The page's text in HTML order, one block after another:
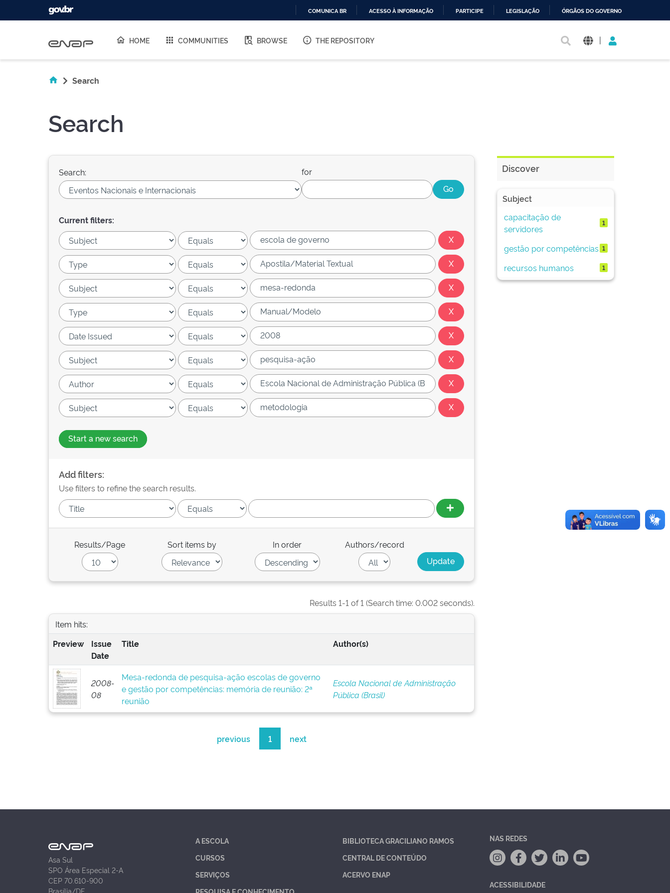
O
COMUNICA BR ACESSO À INFORMAÇÃO PARTICIPE LEGISLAÇÃO ÓRGÃOS DO GOVERNO
HOME COMMUNITIES BROWSE THE REPOSITORY |
Search
Search
Search: for
Current filters:
Start a new search
Add filters:
Use filters to refine the search results.
Results/Page Sort items by In order Authors/record
Results 1-1 of 1 (Search time: 0.002 seconds).
Item hits:
Preview
Issue
Date
Title Author(s)
2008-
08
Mesa-redonda de pesquisa-ação escolas de governo
e gestão por competências: memória de reunião: 2ª
reunião
Escola Nacional de Administração
Pública (Brasil)
previous 1 next
Discover
Subject
capacitação de
servidores
1
gestão por competências 1
recursos humanos 1
Asa Sul
SPO Área Especial 2-A
CEP 70.610-900
Brasília/DF
A ESCOLA
CURSOS
SERVIÇOS
BIBLIOTECA GRACILIANO RAMOS
CENTRAL DE CONTEÚDO
ACERVO ENAP
NAS REDES
ACESSIBILIDADE